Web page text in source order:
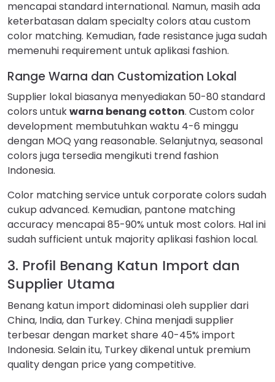
mencapai standard international. Namun, masih ada
keterbatasan dalam specialty colors atau custom
color matching. Kemudian, fade resistance juga sudah
memenuhi requirement untuk aplikasi fashion.
Range Warna dan Customization Lokal
Supplier lokal biasanya menyediakan 50-80 standard
colors untukwarna benang cotton. Custom color
development membutuhkan waktu 4-6 minggu
dengan MOQ yang reasonable. Selanjutnya, seasonal
colors juga tersedia mengikuti trend fashion
Indonesia.
Color matching service untuk corporate colors sudah
cukup advanced. Kemudian, pantone matching
accuracy mencapai 85-90% untuk most colors. Hal ini
sudah sufficient untuk majority aplikasi fashion local.
3. Profil Benang Katun Import dan
Supplier Utama
Benang katun import didominasi oleh supplier dari
China, India, dan Turkey. China menjadi supplier
terbesar dengan market share 40-45% import
Indonesia. Selain itu, Turkey dikenal untuk premium
quality dengan price yang competitive.